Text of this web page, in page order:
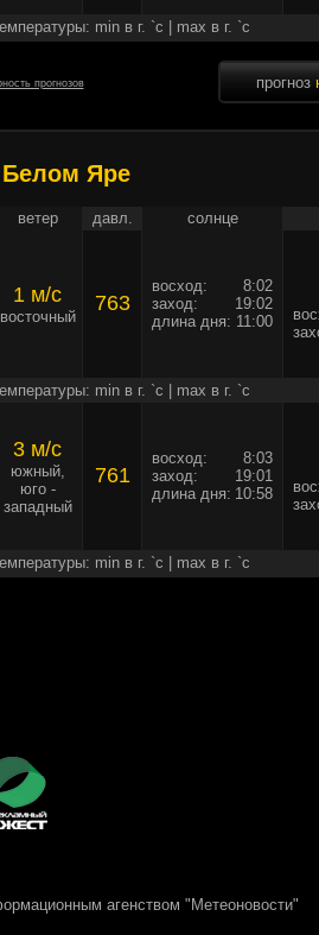
min в г. `c | max в г. `c
прогнозов прогноз
Яре
ветер давл. солнце
1 м/c
восточный
763
восход:
8:02
заход:
19:02
длина дня: 11:00
min в г. `c | max в г. `c
3 м/c
южный,
юго -
западный
761
восход:
8:03
заход:
19:01
длина дня: 10:58
min в г. `c | max в г. `c
агенством "Метеоновости"